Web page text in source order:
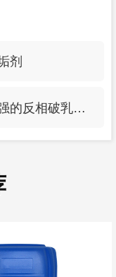
剂
电厂废水破乳剂具有超强的反相破乳能力